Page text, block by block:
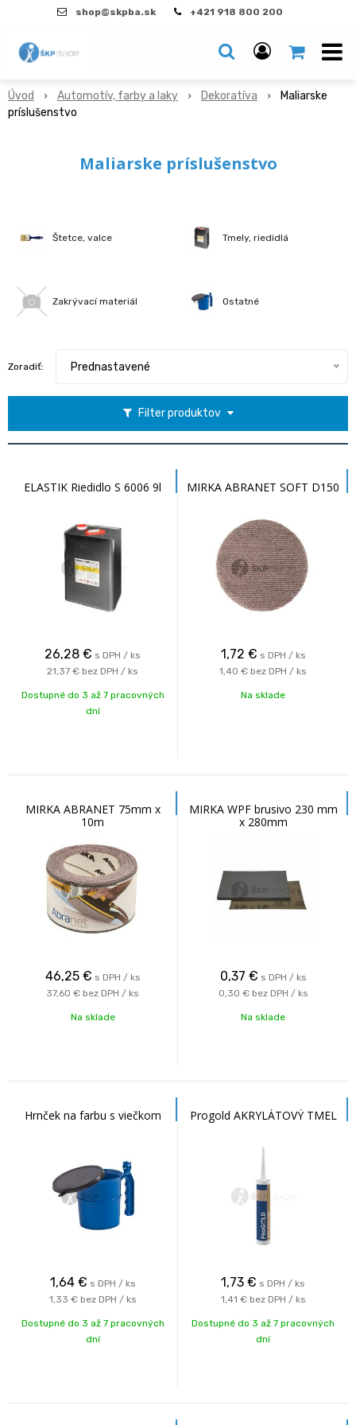
shop@skpba.sk +421 918 800 200
Úvod Automotív, farby a laky Dekoratíva
Maliarske
príslušenstvo
Maliarske príslušenstvo
Štetce, valce Tmely, riedidlá
Zakrývací materiál Ostatné
Filter produktov
Zoradiť: Prednastavené
ELASTIK Riedidlo S 6006 9l
26,28 € s DPH / ks
21,37 € bez DPH / ks
Dostupné do 3 až 7 pracovných
dní
MIRKA ABRANET SOFT D150
1,72 € s DPH / ks
1,40 € bez DPH / ks
Na sklade
MIRKA ABRANET 75mm x
10m
46,25 € s DPH / ks
37,60 € bez DPH / ks
Na sklade
MIRKA WPF brusivo 230 mm
x 280mm
0,37 € s DPH / ks
0,30 € bez DPH / ks
Na sklade
Hrnček na farbu s viečkom
1,64 € s DPH / ks
1,33 € bez DPH / ks
Dostupné do 3 až 7 pracovných
dní
Progold AKRYLÁTOVÝ TMEL
1,73 € s DPH / ks
1,41 € bez DPH / ks
Dostupné do 3 až 7 pracovných
dní